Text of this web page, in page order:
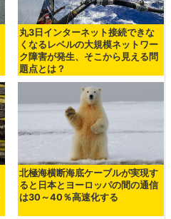
丸3日インターネット接続できな
くなるレベルの大規模ネットワー
ク障害が発生、そこから見える問
題点とは？
北極海横断海底ケーブルが実現す
ると日本とヨーロッパの間の通信
は30～40％高速化する